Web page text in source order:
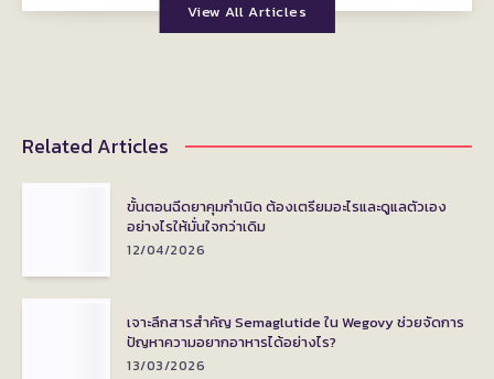
View All Articles
Related Articles
ขั้นตอนฉีดยาคุมกำเนิด ต้องเตรียมอะไรและดูแลตัวเอง
อย่างไรให้มั่นใจกว่าเดิม
12/04/2026
เจาะลึกสารสำคัญ Semaglutide ใน Wegovy ช่วยจัดการ
ปัญหาความอยากอาหารได้อย่างไร?
13/03/2026